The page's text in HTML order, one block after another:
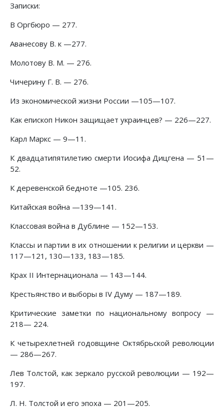
Записки:
В Оргбюро — 277.
Аванесову В. к —277.
Молотову В. М. — 276.
Чичерину Г. В. — 276.
Из экономической жизни России —105—107.
Как епископ Никон защищает украинцев? — 226—227.
Карл Маркс — 9—11.
К двадцатипятилетию смерти Иосифа Дицгена — 51—
52.
К деревенской бедноте —105. 236.
Китайская война —139—141.
Классовая война в Дублине — 152—153.
Классы и партии в их отношении к религии и церкви —
117—121, 130—133, 183—185.
Крах II Интернационала — 143—144.
Крестьянство и выборы в IV Думу — 187—189.
Критические заметки по национальному вопросу —
218— 224.
К четырехлетней годовщине Октябрьской революции
— 286—267.
Лев Толстой, как зеркало русской революции — 192—
197.
Л. Н. Толстой и его эпоха — 201—205.